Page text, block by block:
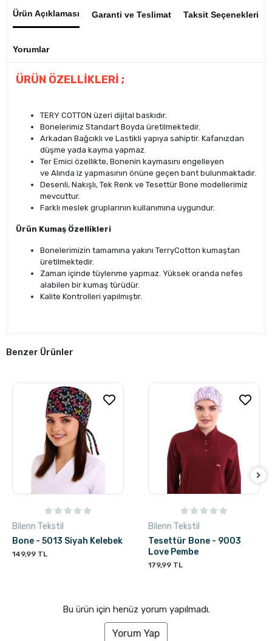
Ürün Açıklaması Garanti ve Teslimat Taksit Seçenekleri
Yorumlar
ÜRÜN ÖZELLİKLERİ ;
TERY COTTON üzeri dijital baskıdır.
Bonelerimiz Standart Boyda üretilmektedir.
Arkadan Bağcıklı ve Lastikli yapıya sahiptir. Kafanızdan
düşme yada kayma yapmaz.
Ter Emici özellikte, Bonenin kaymasını engelleyen
ve Alında iz yapmasının önüne geçen bant bulunmaktadır.
Desenli, Nakışlı, Tek Renk ve Tesettür Bone modellerimiz
mevcuttur.
Farklı meslek gruplarının kullanımına uygundur.
Ürün Kumaş Özellikleri
Bonelerimizin tamamına yakını TerryCotton kumaştan
üretilmektedir.
Zaman içinde tüylenme yapmaz. Yüksek oranda nefes
alabilen bir kumaş türüdür.
Kalite Kontrolleri yapılmıştır.
Benzer Ürünler
Bilenn Tekstil
Bone - 5013 Siyah Kelebek
149,99 TL
Bilenn Tekstil
Tesettür Bone - 9003
Love Pembe
179,99 TL
Bu ürün için henüz yorum yapılmadı.
Yorum Yap